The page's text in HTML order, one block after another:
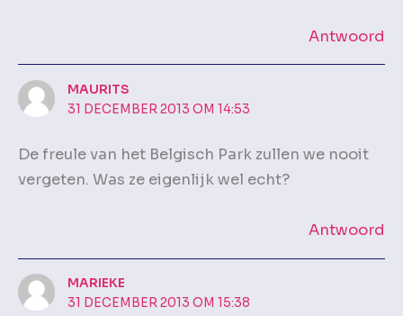
Antwoord
MAURITS
31 DECEMBER 2013 OM 14:53
De freule van het Belgisch Park zullen we nooit
vergeten. Was ze eigenlijk wel echt?
Antwoord
MARIEKE
31 DECEMBER 2013 OM 15:38